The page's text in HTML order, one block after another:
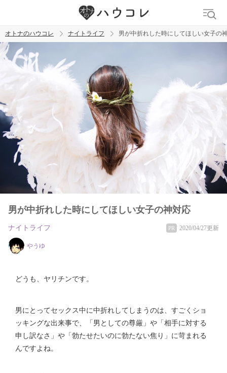
トレンド ワード
吸うやつ
オトナのハウコレ ナイトライフ 男が中折れした時にしてほしい女子の
男が中折れした時にしてほしい女子の神対応
ナイトライフ PR 2020/04/27更新
やうゆ
どうも、ヤリチンです。
男にとってセックス中に中折れしてしまうのは、すごくショ
ッキングな出来事で、「男としての尊厳」や「相手に対する
申し訳なさ」や「勃たせたいのに勃たない焦り」に苛まれる
んですよね。